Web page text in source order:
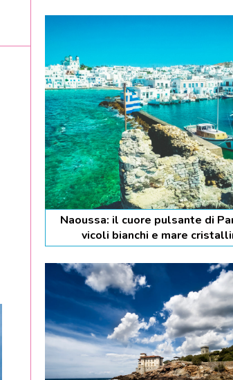
Naoussa: il cuore pulsante di
vicoli bianchi e mare